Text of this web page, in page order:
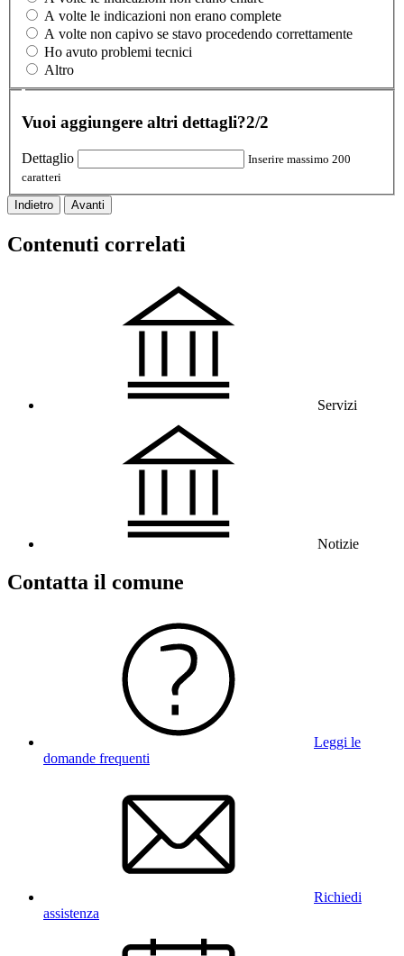
A volte le indicazioni non erano complete
A volte non capivo se stavo procedendo correttamente
Ho avuto problemi tecnici
Altro
Vuoi aggiungere altri dettagli?2/2
Dettaglio
Inserire massimo 200
caratteri
Indietro Avanti
Contenuti correlati
Servizi
Notizie
Contatta il comune
Leggi le
domande frequenti
Richiedi
assistenza